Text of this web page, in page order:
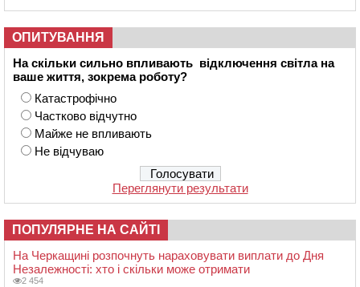
ОПИТУВАННЯ
На скільки сильно впливають відключення світла на
ваше життя, зокрема роботу?
Катастрофічно
Частково відчутно
Майже не впливають
Не відчуваю
Переглянути результати
ПОПУЛЯРНЕ НА САЙТІ
На Черкащині розпочнуть нараховувати виплати до Дня
Незалежності: хто і скільки може отримати
2 454